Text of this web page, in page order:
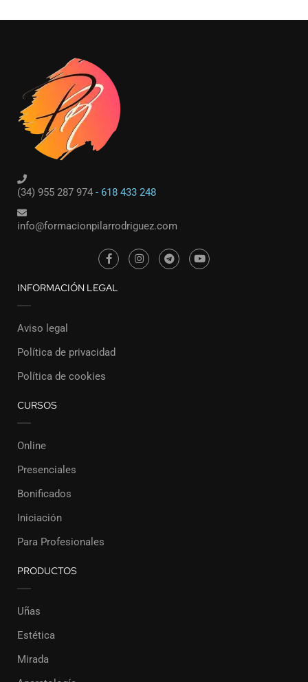
(34) 955 287 974 - 618 433 248
info@formacionpilarrodriguez.com
INFORMACIÓN LEGAL
Aviso legal
Política de privacidad
Política de cookies
CURSOS
Online
Presenciales
Bonificados
Iniciación
Para Profesionales
PRODUCTOS
Uñas
Estética
Mirada